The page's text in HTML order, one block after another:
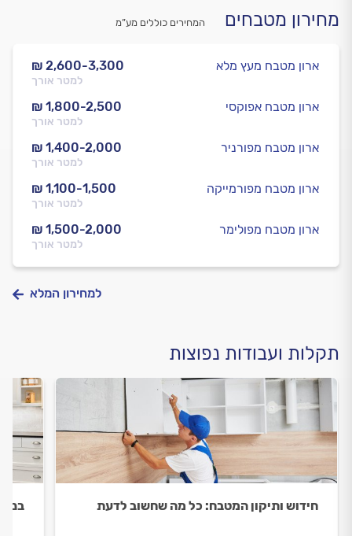
מחירון מטבחים המחירים כוללים מע”מ
₪ 2,600-3,300
למטר אורך
ארון מטבח מעץ מלא
₪ 1,800-2,500
למטר אורך
ארון מטבח אפוקסי
₪ 1,400-2,000
למטר אורך
ארון מטבח מפורניר
₪ 1,100-1,500
למטר אורך
ארון מטבח מפורמייקה
₪ 1,500-2,000
למטר אורך
ארון מטבח מפולימר
למחירון המלא
תקלות ועבודות נפוצות
חידוש ותיקון המטבח: כל מה שחשוב לדעת